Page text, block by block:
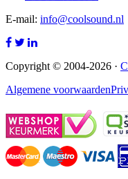
E-mail: info@coolsound.nl
Copyright © 2004-2026 ·
Algemene voorwaarden